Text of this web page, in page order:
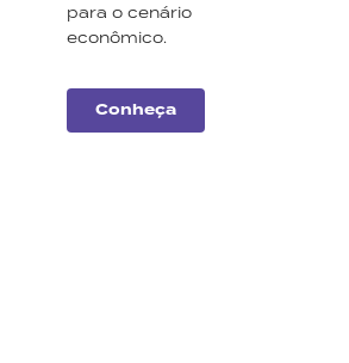
para o cenário
econômico.
Conheça